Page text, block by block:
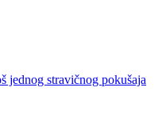
jednog stravičnog pokušaja